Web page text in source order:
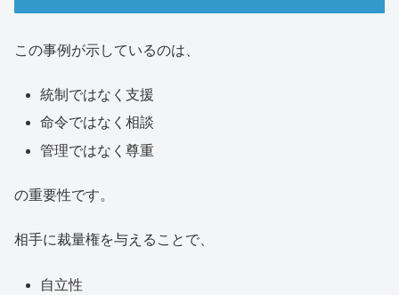
この事例が示しているのは、
統制ではなく支援
命令ではなく相談
管理ではなく尊重
の重要性です。
相手に裁量権を与えることで、
自立性